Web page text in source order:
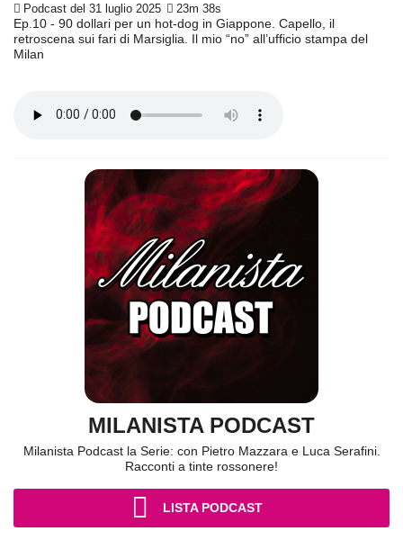
Podcast del 31 luglio 2025 23m 38s
Ep.10 - 90 dollari per un hot-dog in Giappone. Capello, il
retroscena sui fari di Marsiglia. Il mio “no” all’ufficio stampa del
Milan
MILANISTA PODCAST
Milanista Podcast la Serie: con Pietro Mazzara e Luca Serafini.
Racconti a tinte rossonere!
LISTA PODCAST